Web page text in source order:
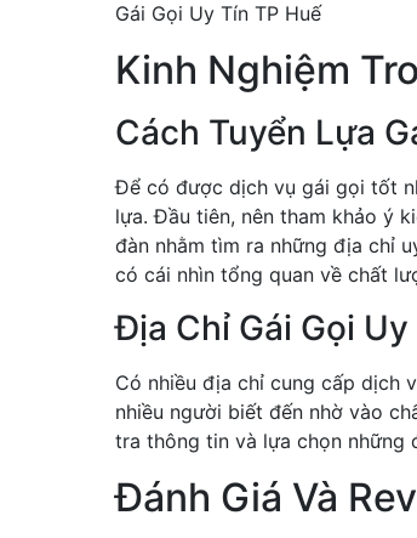
Gái Gọi Uy Tín TP Huế
Kinh Nghiệm
Cách Tuyển Lựa
Để có được dịch vụ gái gọi tốt
lựa. Đầu tiên, nên tham khảo ý
đàn nhằm tìm ra những địa chỉ
có cái nhìn tổng quan về chất
Địa Chỉ Gái Gọi
Có nhiều địa chỉ cung cấp dịch
nhiều người biết đến nhờ vào
tra thông tin và lựa chọn những
Đánh Giá Và